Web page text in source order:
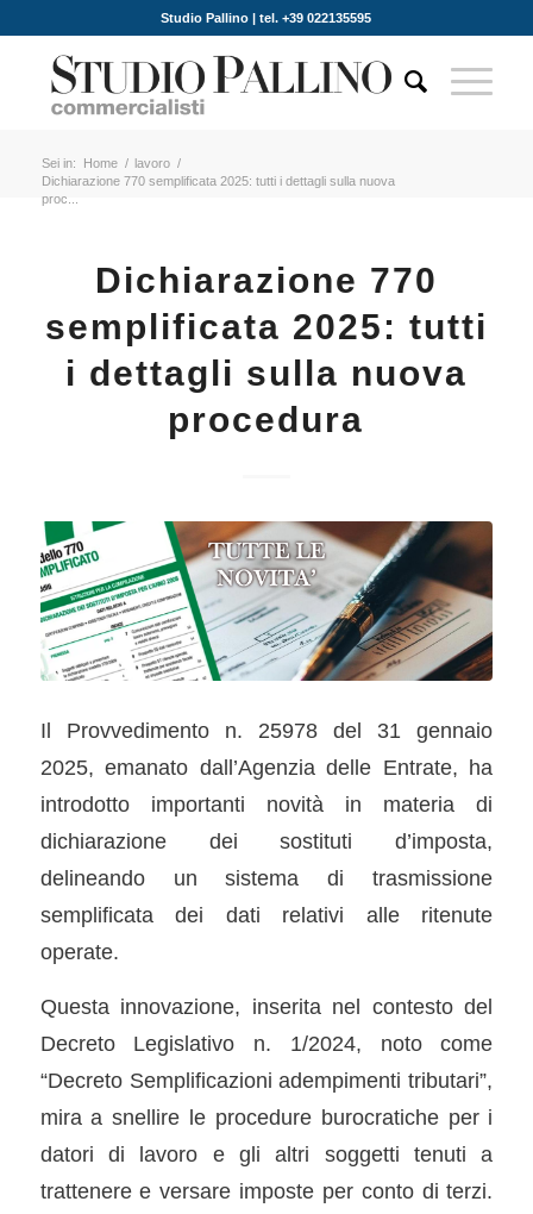
Studio Pallino | tel. +39 022135595
Sei in: Home / lavoro /
Dichiarazione 770 semplificata 2025: tutti i dettagli sulla nuova
proc...
Dichiarazione 770
semplificata 2025: tutti
i dettagli sulla nuova
procedura
Il Provvedimento n. 25978 del 31 gennaio
2025, emanato dall’Agenzia delle Entrate, ha
introdotto importanti novità in materia di
dichiarazione dei sostituti d’imposta,
delineando un sistema di trasmissione
semplificata dei dati relativi alle ritenute
operate.
Questa innovazione, inserita nel contesto del
Decreto Legislativo n. 1/2024, noto come
“Decreto Semplificazioni adempimenti tributari”,
mira a snellire le procedure burocratiche per i
datori di lavoro e gli altri soggetti tenuti a
trattenere e versare imposte per conto di terzi.